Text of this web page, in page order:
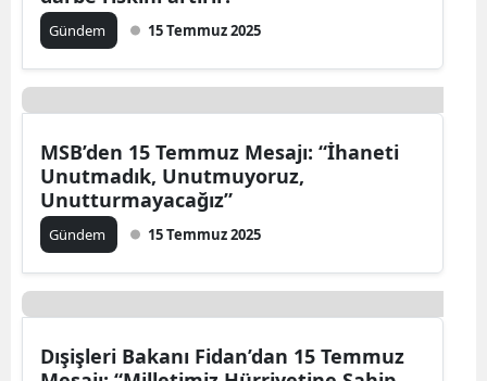
Gündem 15 Temmuz 2025
MSB’den 15 Temmuz Mesajı: “İhaneti
Unutmadık, Unutmuyoruz,
Unutturmayacağız”
Gündem 15 Temmuz 2025
Dışişleri Bakanı Fidan’dan 15 Temmuz